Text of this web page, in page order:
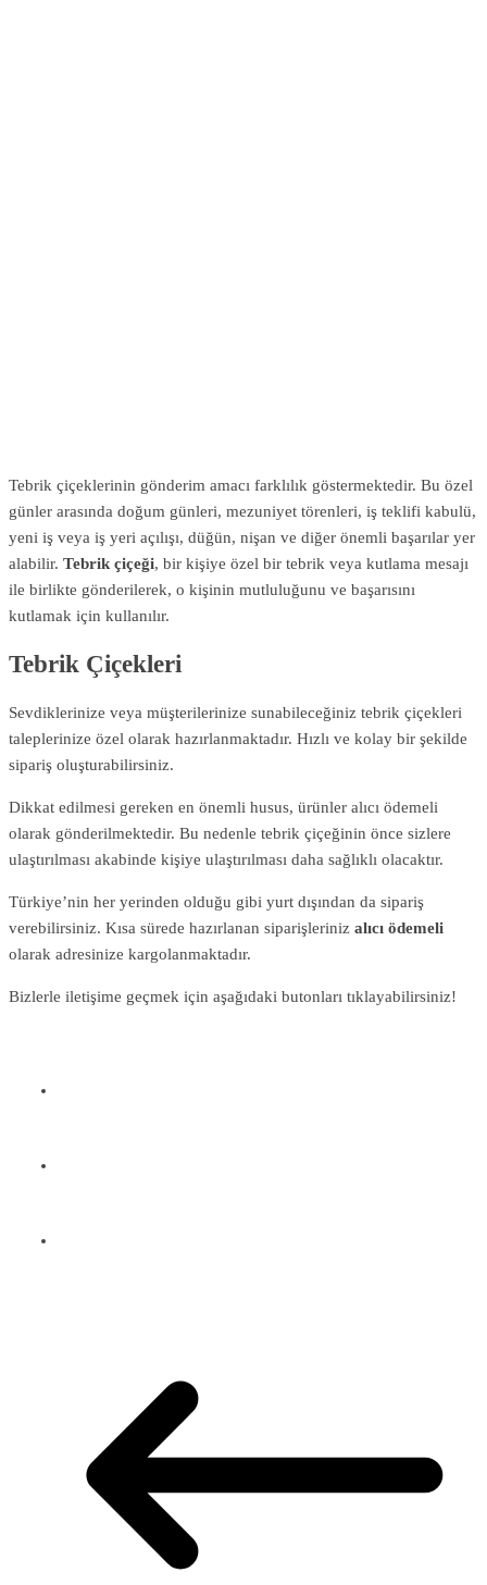
Tebrik çiçeklerinin gönderim amacı farklılık göstermektedir. Bu özel
günler arasında doğum günleri, mezuniyet törenleri, iş teklifi kabulü,
yeni iş veya iş yeri açılışı, düğün, nişan ve diğer önemli başarılar yer
alabilir. Tebrik çiçeği, bir kişiye özel bir tebrik veya kutlama mesajı
ile birlikte gönderilerek, o kişinin mutluluğunu ve başarısını
kutlamak için kullanılır.
Tebrik Çiçekleri
Sevdiklerinize veya müşterilerinize sunabileceğiniz tebrik çiçekleri
taleplerinize özel olarak hazırlanmaktadır. Hızlı ve kolay bir şekilde
sipariş oluşturabilirsiniz.
Dikkat edilmesi gereken en önemli husus, ürünler alıcı ödemeli
olarak gönderilmektedir. Bu nedenle tebrik çiçeğinin önce sizlere
ulaştırılması akabinde kişiye ulaştırılması daha sağlıklı olacaktır.
Türkiye’nin her yerinden olduğu gibi yurt dışından da sipariş
verebilirsiniz. Kısa sürede hazırlanan siparişleriniz alıcı ödemeli
olarak adresinize kargolanmaktadır.
Bizlerle iletişime geçmek için aşağıdaki butonları tıklayabilirsiniz!